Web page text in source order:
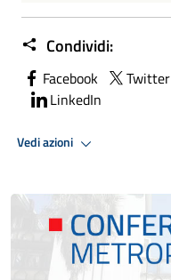
Condividi:
Facebook Twitter
LinkedIn
Vedi azioni